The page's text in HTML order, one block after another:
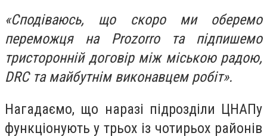
«Сподіваюсь, що скоро ми оберемо
переможця на Prozorro та підпишемо
тристоронній договір між міською радою,
DRC та майбутнім виконавцем робіт».
Нагадаємо, що наразі підрозділи ЦНАПу
функціонують у трьох із чотирьох районів